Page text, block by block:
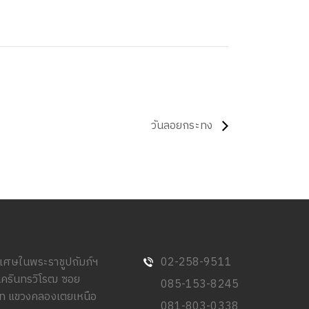
วันลอยกระทง
ษในพระราชูปถัมภ์ฯ
รินทรวิโรฒ ซอย
ขวงคลองเตยเหนือ
02-258-9511
085-153-8245